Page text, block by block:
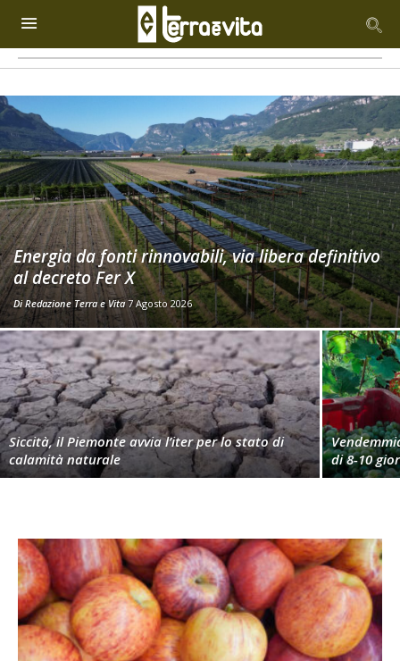
Energia da fonti rinnovabili, via libera definitivo
al decreto Fer X
Di Redazione Terra e Vita 7 Agosto 2026
Siccità, il Piemonte avvia l’iter per lo stato di
calamità naturale
di 8-10